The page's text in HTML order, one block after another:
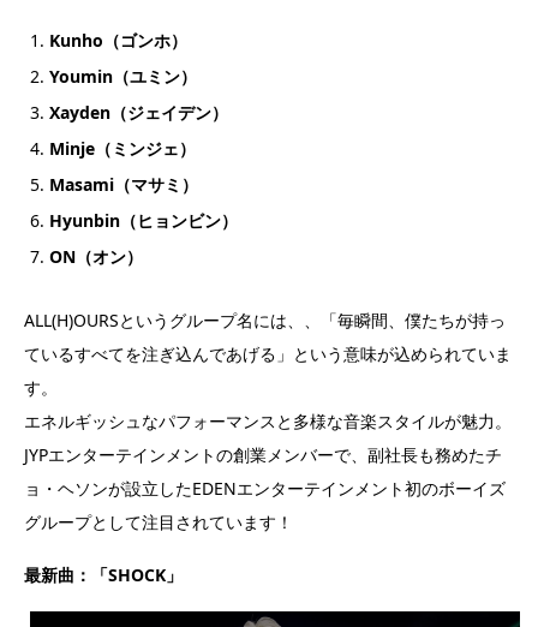
Kunho（ゴンホ）
Youmin（ユミン）
Xayden（ジェイデン）
Minje（ミンジェ）
Masami（マサミ）
Hyunbin（ヒョンビン）
ON （オン）
ALL(H)OURSというグループ名には、、「毎瞬間、僕たちが持っ
ているすべてを注ぎ込んであげる」という意味が込められていま
す。
エネルギッシュなパフォーマンスと多様な音楽スタイルが魅力。
JYPエンターテインメントの創業メンバーで、副社長も務めたチ
ョ・ヘソンが設立したEDENエンターテインメント初のボーイズ
グループとして注目されています！
最新曲：「SHOCK」